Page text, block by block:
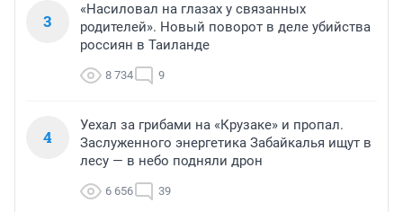
3
«Насиловал на глазах у связанных
родителей». Новый поворот в деле убийства
россиян в Таиланде
8 734 9
4
Уехал за грибами на «Крузаке» и пропал.
Заслуженного энергетика Забайкалья ищут в
лесу — в небо подняли дрон
6 656 39